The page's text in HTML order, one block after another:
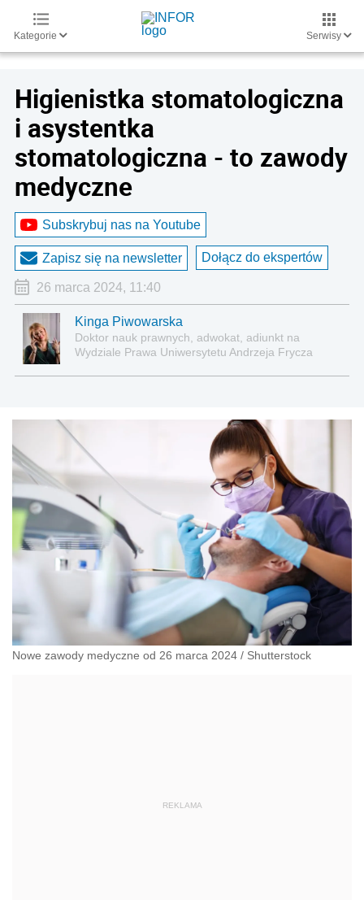
Kategorie Serwisy
Higienistka stomatologiczna
i asystentka
stomatologiczna - to zawody
medyczne
Subskrybuj nas na Youtube
Zapisz się na newsletter Dołącz do ekspertów
26 marca 2024, 11:40
Kinga Piwowarska
Doktor nauk prawnych, adwokat, adiunkt na
Wydziale Prawa Uniwersytetu Andrzeja Frycza
administracyjnoprawnych aspektach związanych z
pracą i pomocą socjalną.
Nowe zawody medyczne od 26 marca 2024 / Shutterstock